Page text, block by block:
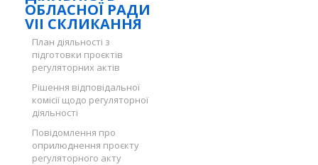
ОБЛАСНОЇ РАДИ
VII СКЛИКАННЯ
План діяльності з
підготовки проєктів
регуляторних актів
Рішення відповідальної
комісії щодо регуляторної
діяльності
Повідомлення про
оприлюднення проєкту
регуляторного акту